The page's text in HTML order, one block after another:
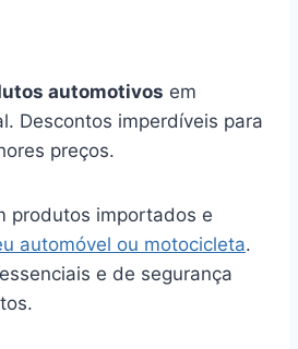
automotivos em
Descontos imperdíveis para
preços.
produtos importados e
automóvel ou motocicleta.
e de segurança